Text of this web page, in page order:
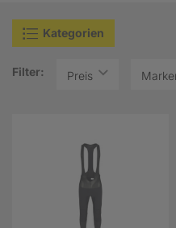
anliegende Tight für
Thermo- oder
mit Sitzpolster oder
sommerliche kurze
getragen werden, wenn
Lesen Sie hier weiter
Kategorien
Filter: Preis